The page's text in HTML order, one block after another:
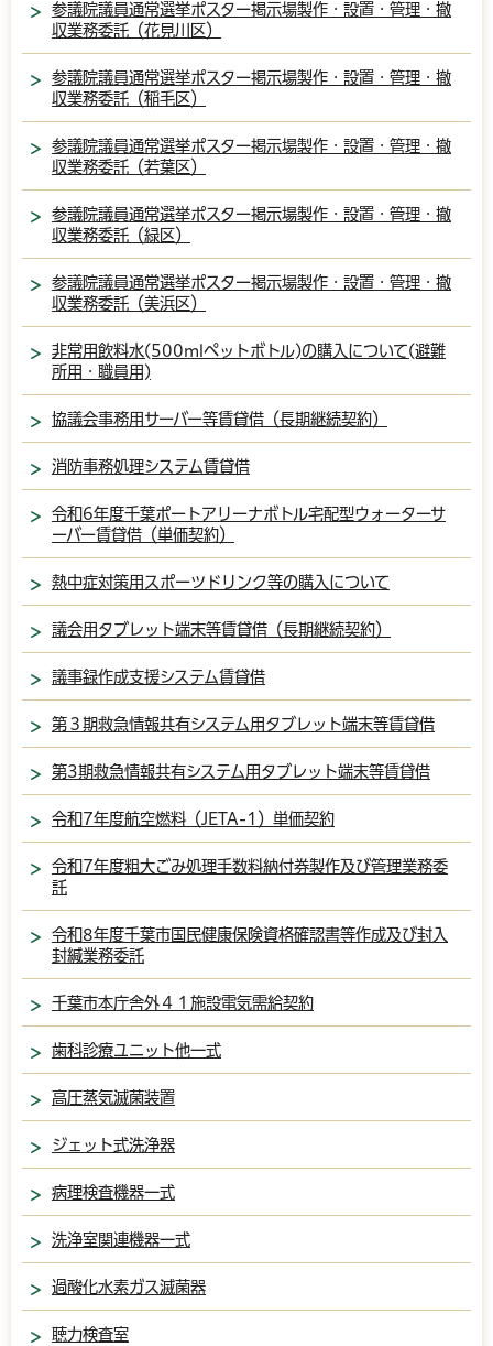
参議院議員通常選挙ポスター掲示場製作・設置・管理・撤
収業務委託（花見川区）
参議院議員通常選挙ポスター掲示場製作・設置・管理・撤
収業務委託（稲毛区）
参議院議員通常選挙ポスター掲示場製作・設置・管理・撤
収業務委託（若葉区）
参議院議員通常選挙ポスター掲示場製作・設置・管理・撤
収業務委託（緑区）
参議院議員通常選挙ポスター掲示場製作・設置・管理・撤
収業務委託（美浜区）
非常用飲料水(500mlペットボトル)の購入について(避難
所用・職員用)
協議会事務用サーバー等賃貸借（長期継続契約）
消防事務処理システム賃貸借
令和6年度千葉ポートアリーナボトル宅配型ウォーターサ
ーバー賃貸借（単価契約）
熱中症対策用スポーツドリンク等の購入について
議会用タブレット端末等賃貸借（長期継続契約）
議事録作成支援システム賃貸借
第３期救急情報共有システム用タブレット端末等賃貸借
第3期救急情報共有システム用タブレット端末等賃貸借
令和7年度航空燃料（JETA-1）単価契約
令和7年度粗大ごみ処理手数料納付券製作及び管理業務委
託
令和8年度千葉市国民健康保険資格確認書等作成及び封入
封緘業務委託
千葉市本庁舎外４１施設電気需給契約
歯科診療ユニット他一式
高圧蒸気滅菌装置
ジェット式洗浄器
病理検査機器一式
洗浄室関連機器一式
過酸化水素ガス滅菌器
聴力検査室